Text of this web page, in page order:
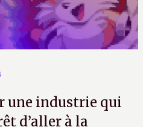
une industrie qui
d’aller à la